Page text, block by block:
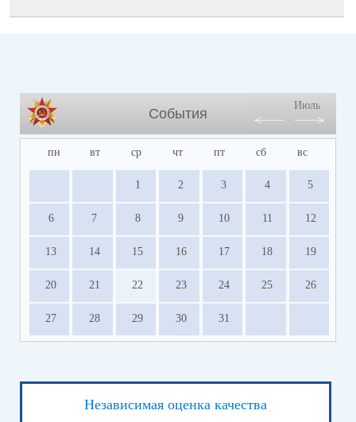
События
Июль
пн вт ср чт пт сб вс
1 2 3 4 5
6 7 8 9 10 11 12
13 14 15 16 17 18 19
20 21 22 23 24 25 26
27 28 29 30 31
Независимая оценка качества